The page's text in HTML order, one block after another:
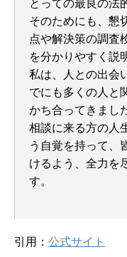
とっての最良の法
そのためにも、懇
点や解決策の調査
を分かりやすく説
私は、人との出会
でにも多くの人と
かち合ってきまし
相談に来る方の人
う自覚を持って、
けるよう、全力を
す。
引用： 公式サイト